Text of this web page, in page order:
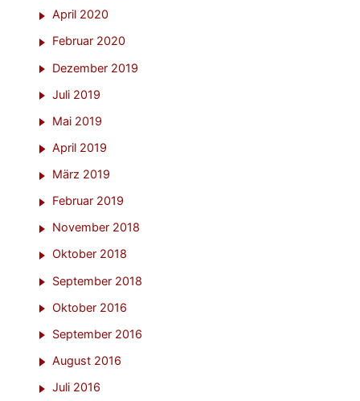
April 2020
Februar 2020
Dezember 2019
Juli 2019
Mai 2019
April 2019
März 2019
Februar 2019
November 2018
Oktober 2018
September 2018
Oktober 2016
September 2016
August 2016
Juli 2016